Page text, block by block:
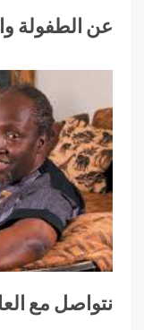
عن الطفولة
نتواصل مع